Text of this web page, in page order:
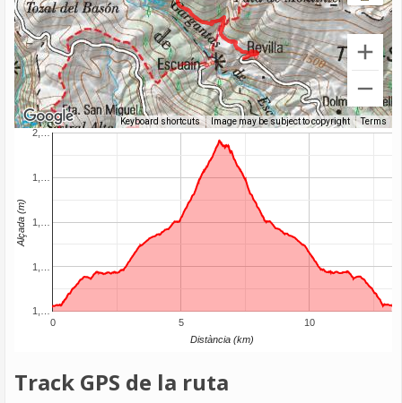
Keyboard shortcuts Image may be subject to copyright Terms
0 5 10
1,…
1,…
1,…
1,…
2,…
Distància (km)
Alçada (m)
Track GPS de la ruta